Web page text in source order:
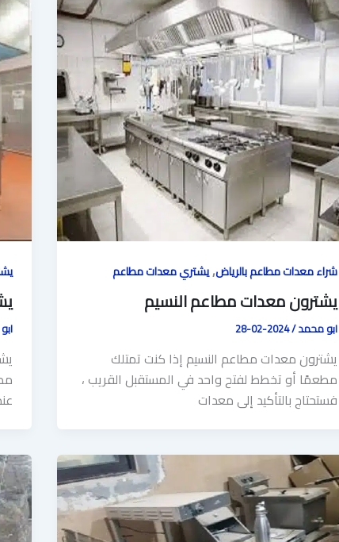
شراء معدات مطاعم بالرياض,يشتري معدات مطاعم
يشترون معدات مطاعم النسيم
ابو محمد/
2024-02-28
يشترون معدات مطاعم النسيم إذا كنت تمتلك
مطعمًا أو تخطط لفتح واحد في المستقبل القريب ،
فستحتاج بالتأكيد إلى معدات